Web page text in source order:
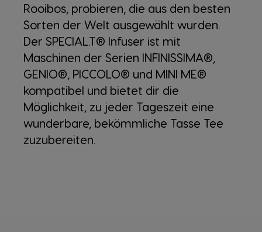
Rooibos, probieren, die aus den besten
Sorten der Welt ausgewählt wurden.
Der SPECIAL.T® Infuser ist mit
Maschinen der Serien INFINISSIMA®,
GENIO®, PICCOLO® und MINI ME®
kompatibel und bietet dir die
Möglichkeit, zu jeder Tageszeit eine
wunderbare, bekömmliche Tasse Tee
zuzubereiten.